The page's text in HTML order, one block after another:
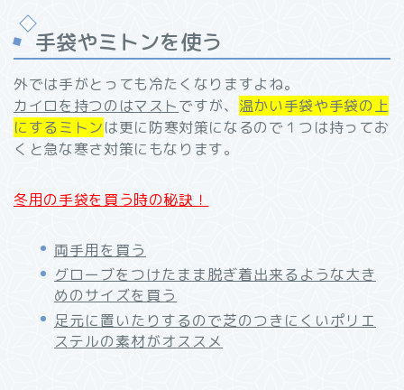
手袋やミトンを使う
外では手がとっても冷たくなりますよね。
カイロを持つのはマストですが、 温かい手袋や手袋の上
にするミトンは更に防寒対策になるので１つは持ってお
くと急な寒さ対策にもなります。
冬用の手袋を買う時の秘訣！
両手用を買う
グローブをつけたまま脱ぎ着出来るような大き
めのサイズを買う
足元に置いたりするので芝のつきにくいポリエ
ステルの素材がオススメ